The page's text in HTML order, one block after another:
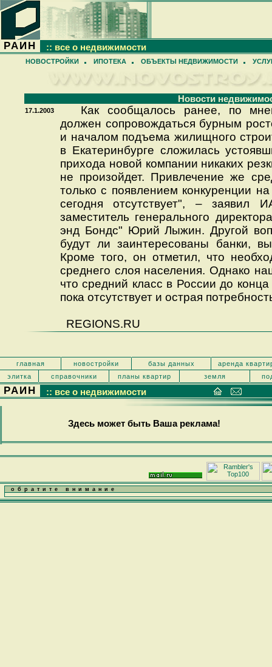
РАИН :: все о недвижимости
НОВОСТРОЙКИ ИПОТЕКА ОБЪЕКТЫ НЕДВИЖИМОСТИ
Новости
17.1.2003
Как сообщалось ранее, по
должен сопровождаться бурным
и началом подъема жилищного
в Екатеринбурге сложилась
прихода новой компании никаких
не произойдет. Привлечение же
только с появлением конкуренции
сегодня отсутствует", – заявил
заместитель генерального
энд Бондс" Юрий Лыжин. Другой
будут ли заинтересованы банки,
Кроме того, он отметил, что
среднего слоя населения. Однако
что средний класс в России до
пока отсутствует и острая
REGIONS.RU
главная новостройки базы данных
аренда
элитка
справочники планы квартир земля
РАИН :: все о недвижимости
Здесь может быть Ваша реклама!
обратите внимание